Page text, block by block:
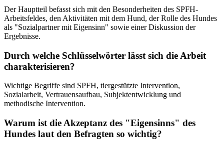
Der Hauptteil befasst sich mit den Besonderheiten des SPFH-
Arbeitsfeldes, den Aktivitäten mit dem Hund, der Rolle des Hundes
als "Sozialpartner mit Eigensinn" sowie einer Diskussion der
Ergebnisse.
Durch welche Schlüsselwörter lässt sich die Arbeit
charakterisieren?
Wichtige Begriffe sind SPFH, tiergestützte Intervention,
Sozialarbeit, Vertrauensaufbau, Subjektentwicklung und
methodische Intervention.
Warum ist die Akzeptanz des "Eigensinns" des
Hundes laut den Befragten so wichtig?